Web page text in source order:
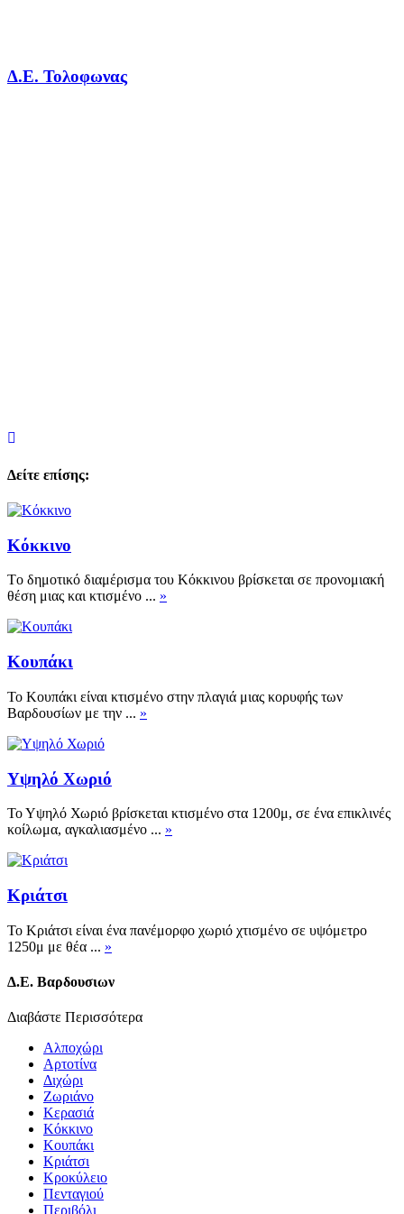
Δ.Ε. Τολοφωνας
Δείτε επίσης:
Κόκκινο
Τo δημοτικό διαμέρισμα του Κόκκινου βρίσκεται σε προνομιακή
θέση μιας και κτισμένο ... »
Κουπάκι
Το Κουπάκι είναι κτισμένο στην πλαγιά μιας κορυφής των
Βαρδουσίων με την ... »
Υψηλό Χωριό
Το Υψηλό Χωριό βρίσκεται κτισμένο στα 1200μ, σε ένα επικλινές
κοίλωμα, αγκαλιασμένο ... »
Κριάτσι
Το Κριάτσι είναι ένα πανέμορφο χωριό χτισμένο σε υψόμετρο
1250μ με θέα ... »
Δ.Ε. Βαρδουσιων
Διαβάστε Περισσότερα
Αλποχώρι
Αρτοτίνα
Διχώρι
Ζωριάνο
Κερασιά
Κόκκινο
Κουπάκι
Κριάτσι
Κροκύλειο
Πενταγιού
Περιβόλι